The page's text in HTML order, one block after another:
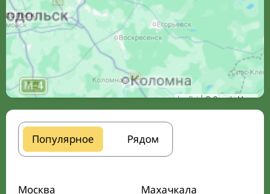
Leaflet| © Google Maps
Популярное Рядом
Москва
Махачкала